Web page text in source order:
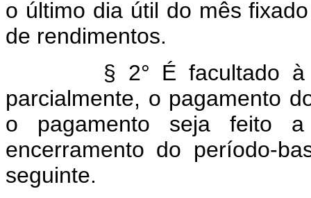
o último dia útil do mês
de rendimentos.
§ 2° É facultado à
parcialmente, o pagamento
o pagamento seja feito
encerramento do período-
seguinte.